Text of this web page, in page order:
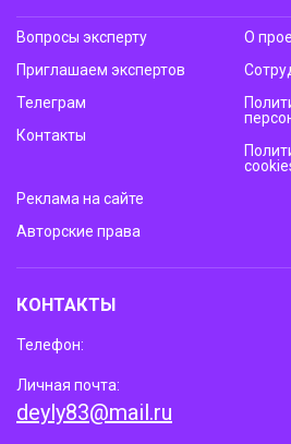
Вопросы эксперту
Приглашаем экспертов
Телеграм
Контакты
О
Реклама на сайте
Авторские права
КОНТАКТЫ
Телефон:
Личная почта:
deyly83@mail.ru